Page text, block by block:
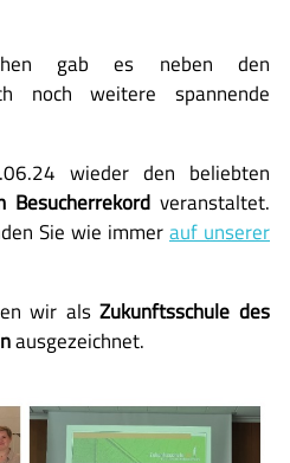
gab es neben den
noch weitere spannende
wieder den beliebten
veranstaltet.
Sie wie immerauf unserer
wir alsZukunftsschule des
ausgezeichnet.